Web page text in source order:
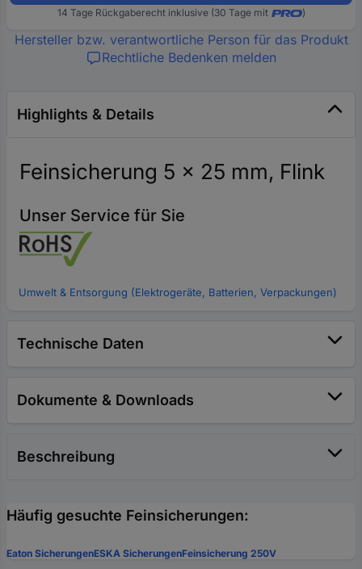
14 Tage Rückgaberecht inklusive (30 Tage mit )
Hersteller bzw. verantwortliche Person für das Produkt
Rechtliche Bedenken melden
Highlights & Details
Feinsicherung 5 x 25 mm, Flink
Unser Service für Sie
Umwelt & Entsorgung (Elektrogeräte, Batterien, Verpackungen)
Technische Daten
Dokumente & Downloads
Beschreibung
Häufig gesuchte Feinsicherungen:
Eaton SicherungenESKA SicherungenFeinsicherung 250V